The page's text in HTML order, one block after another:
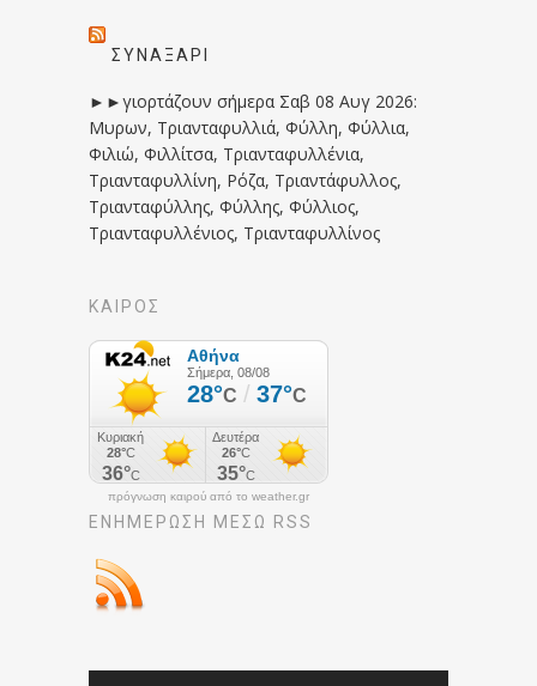
ΣΥΝΑΞΆΡΙ
►►γιορτάζουν σήμερα Σαβ 08 Αυγ 2026:
Μυρων, Τριανταφυλλιά, Φύλλη, Φύλλια,
Φιλιώ, Φιλλίτσα, Τριανταφυλλένια,
Τριανταφυλλίνη, Ρόζα, Τριαντάφυλλος,
Τριανταφύλλης, Φύλλης, Φύλλιος,
Τριανταφυλλένιος, Τριανταφυλλίνος
ΚΑΙΡΟΣ
πρόγνωση καιρού από το weather.gr
ΕΝΗΜΈΡΩΣΉ ΜΕΣΩ RSS